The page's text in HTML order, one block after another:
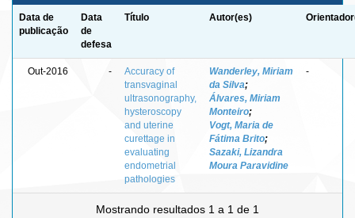
Data de
publicação
Data
de
defesa
Título Autor(es)
Out-2016 -
Accuracy of
transvaginal
ultrasonography,
hysteroscopy
and uterine
curettage in
evaluating
endometrial
pathologies
Wanderley, Miriam
da Silva;
Álvares, Miriam
Monteiro;
Vogt, Maria de
Fátima Brito;
Sazaki, Lizandra
Moura Paravidine
-
Mostrando resultados 1 a 1 de 1